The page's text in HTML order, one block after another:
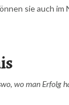
sie auch
wo man Erfolg